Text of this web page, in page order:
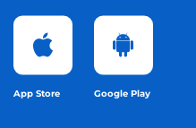
App Store Google Play